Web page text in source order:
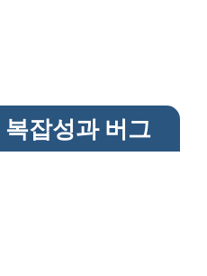
잡성과 버그